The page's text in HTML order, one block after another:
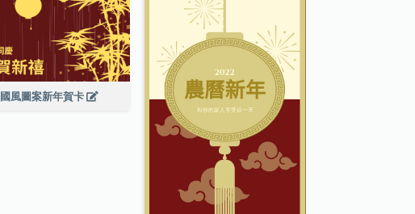
國風圖案新年賀卡